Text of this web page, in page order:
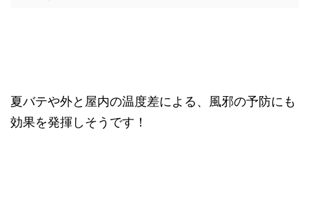
夏バテや外と屋内の温度差による、風邪の予防にも
効果を発揮しそうです！